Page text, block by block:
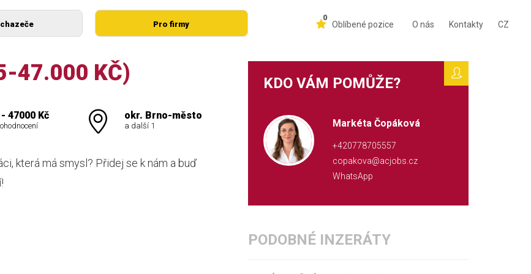
Pro firmy
0
Oblíbené pozice O nás Kontakty CZ
47.000 KČ)
47000 Kč okr. Brno-město
a další 1
která má smysl? Přidej se k nám a buď
KDO VÁM POMŮŽE?
Markéta Čopáková
+420778705557
copakova@acjobs.cz
WhatsApp
PODOBNÉ INZERÁTY